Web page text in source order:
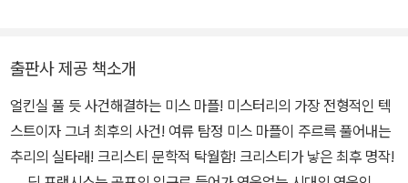
회장이 되었으며, 1971년 영국 왕실에서 수여하는 작위 훈장DBE을
억 부 이상이 판매되었고 다른 언어판 역시 10억 부 이상 판매되어 기
네스 세계기록에 등재되었다. 2009년에는 미발표 단편 두 편이 실린
창작노트 『애거사 크리스티 비밀 노트』가 출간되었다. 그녀의 유해는
동서문화사」
출판사 제공 책소개
얼킨실 풀 듯 사건해결하는 미스 마플! 미스터리의 가장 전형적인 텍
스트이자 그녀 최후의 사건! 여류 탐정 미스 마플이 주르륵 풀어내는
추리의 실타래! 크리스티 문학적 탁월함! 크리스티가 낳은 최후 명작!